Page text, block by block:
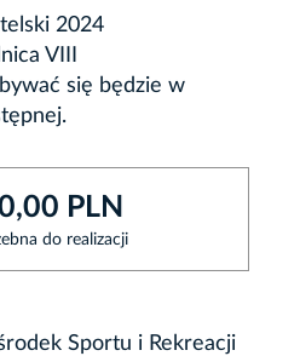
2024
VIII
się będzie w
PLN
do realizacji
Sportu i Rekreacji